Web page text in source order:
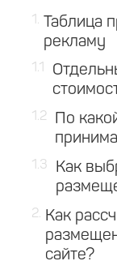
1
Таблица
рекламу
1.1
1.2
По
1.3
Как
2
Как
сайте?